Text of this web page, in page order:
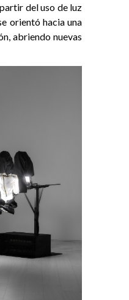
del uso de luz
orientó hacia una
abriendo nuevas